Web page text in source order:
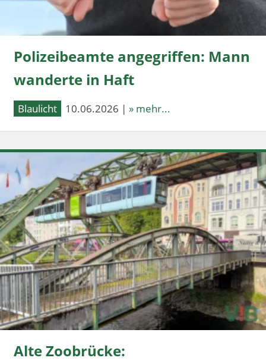
Polizeibeamte angegriffen: Mann
wanderte in Haft
Blaulicht 10.06.2026 | » mehr...
Alte Zoobrücke: